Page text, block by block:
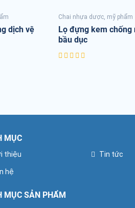
dịch vệ
Chai nhựa dược, mỹ phẩm
Lọ đựng kem chống
bầu dục
MỤC
thiệu
hệ
Tin tức
MỤC SẢN PHẨM